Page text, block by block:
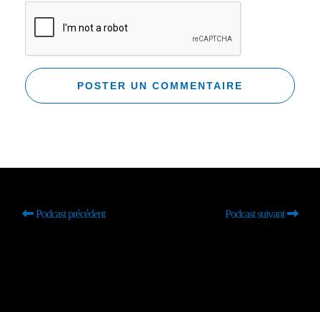
Podcast précédent Podcast suivant